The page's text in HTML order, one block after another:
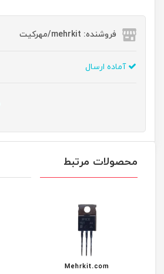
فروشنده: mehrkit/مهرکیت
آماده ارسال
محصولات مرتبط